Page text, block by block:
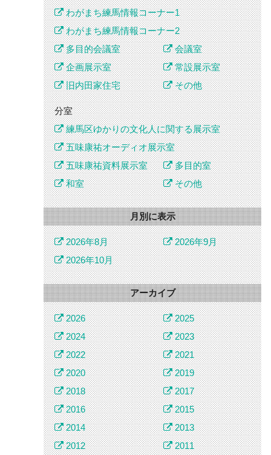
わがまち練馬情報コーナー1
わがまち練馬情報コーナー2
多目的会議室
会議室
企画展示室
常設展示室
旧内田家住宅
その他
分室
練馬区ゆかりの文化人に関する展示室
五味康祐オーディオ展示室
五味康祐資料展示室
多目的室
和室
その他
月別に表示
2026年8月
2026年9月
2026年10月
アーカイブ
2026
2025
2024
2023
2022
2021
2020
2019
2018
2017
2016
2015
2014
2013
2012
2011